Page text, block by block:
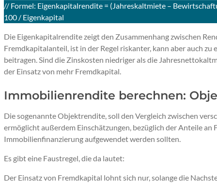
// Formel: Eigenkapitalrendite = (Jahreskaltmiete –
100 / Eigenkapital
Die Eigenkapitalrendite zeigt den Zusammenhang zwischen
Fremdkapitalanteil, ist in der Regel riskanter, kann aber auch
beitragen. Sind die Zinskosten niedriger als die
der Einsatz von mehr Fremdkapital.
Immobilienrendite berechnen:
Die sogenannte Objektrendite, soll den Vergleich zwischen
ermöglicht außerdem Einschätzungen, bezüglich der Anteile an
Immobilienfinanzierung aufgewendet werden sollten.
Es gibt eine Faustregel, die da lautet:
Der Einsatz von Fremdkapital lohnt sich nur, solange die